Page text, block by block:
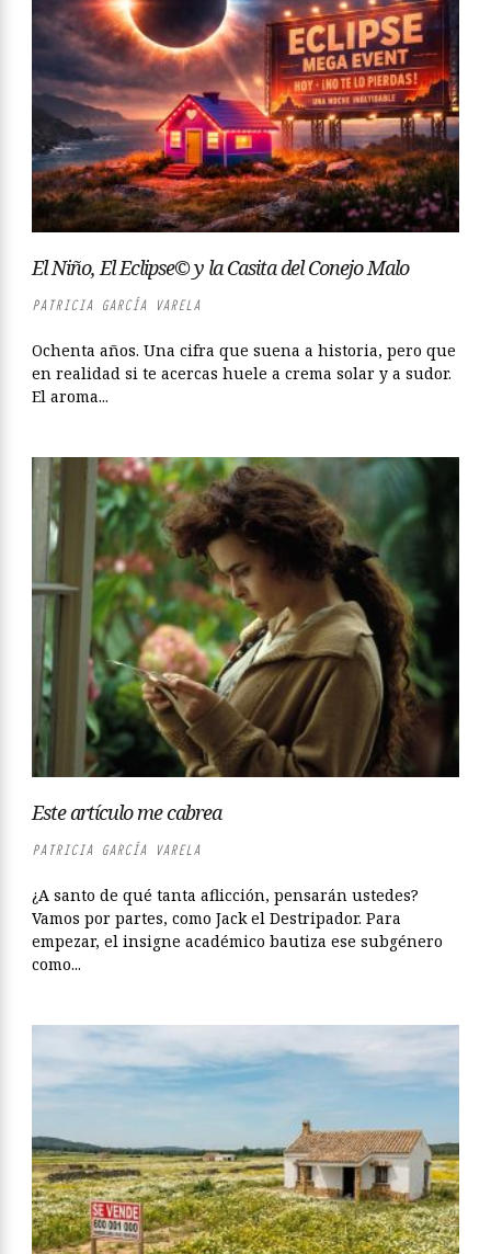
El Niño, El Eclipse© y la Casita del Conejo Malo
PATRICIA GARCÍA VARELA
Ochenta años. Una cifra que suena a historia, pero que
en realidad si te acercas huele a crema solar y a sudor.
El aroma...
Este artículo me cabrea
PATRICIA GARCÍA VARELA
¿A santo de qué tanta aflicción, pensarán ustedes?
Vamos por partes, como Jack el Destripador. Para
empezar, el insigne académico bautiza ese subgénero
como...